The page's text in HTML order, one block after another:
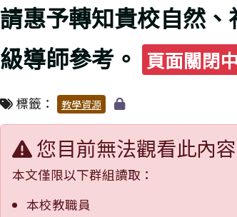
請惠予轉知貴校自然
級導師參考。
頁面關閉中
標籤： 教學資源
您目前無法觀看此內容
本文僅限以下群組讀取：
本校教職員